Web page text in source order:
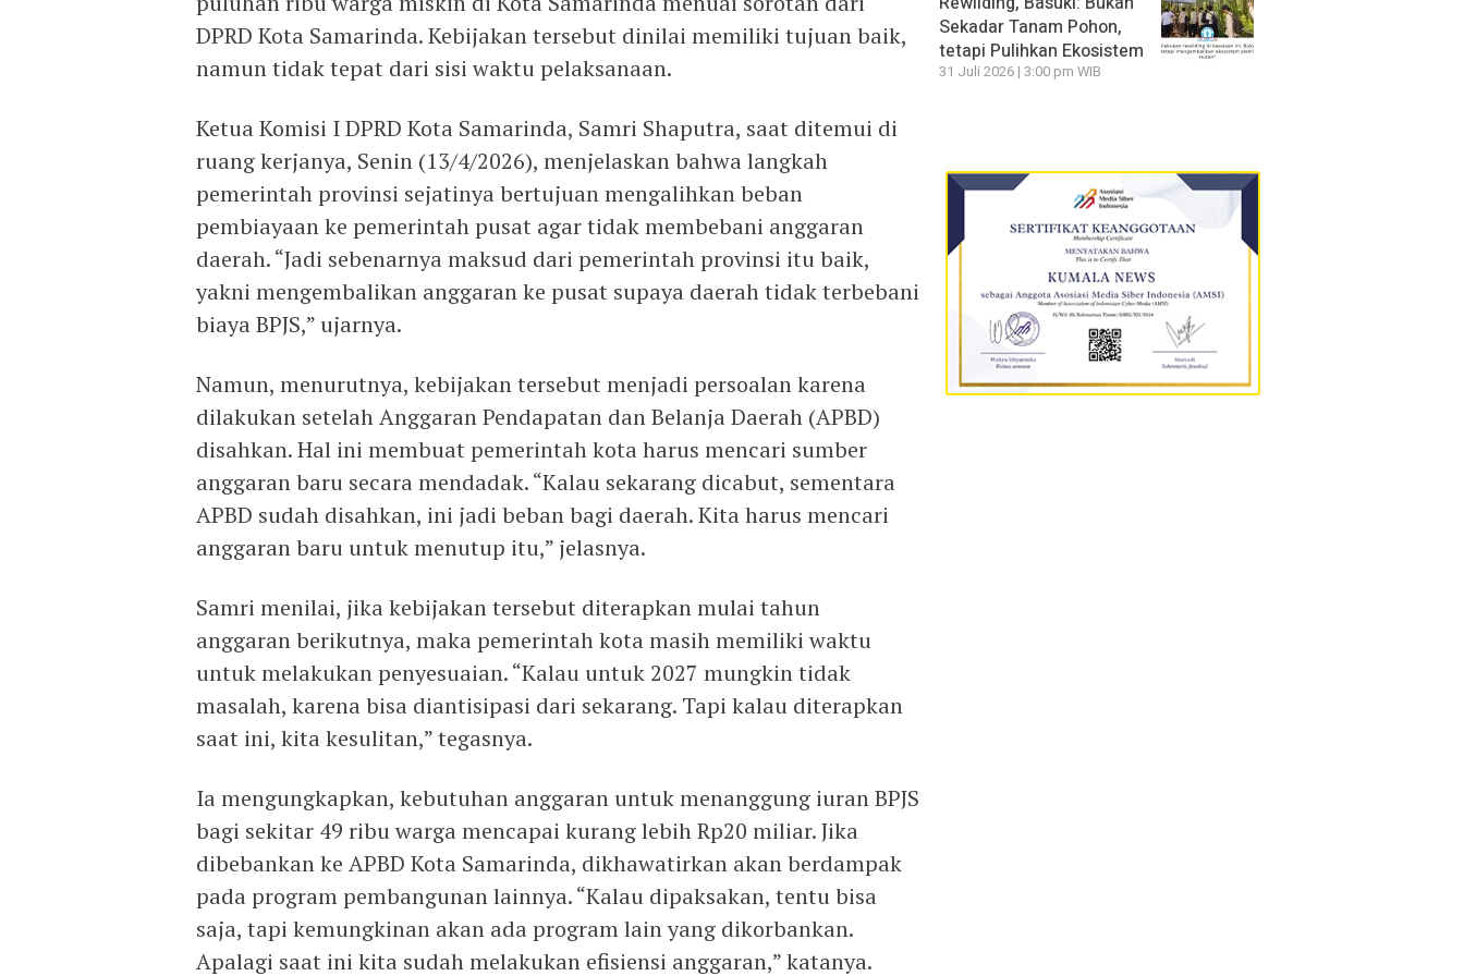
DPRD Kota Samarinda. Kebijakan tersebut dinilai memiliki tujuan baik,
namun tidak tepat dari sisi waktu pelaksanaan.
Ketua Komisi I DPRD Kota Samarinda, Samri Shaputra, saat ditemui di
ruang kerjanya, Senin (13/4/2026), menjelaskan bahwa langkah
pemerintah provinsi sejatinya bertujuan mengalihkan beban
pembiayaan ke pemerintah pusat agar tidak membebani anggaran
daerah. “Jadi sebenarnya maksud dari pemerintah provinsi itu baik,
yakni mengembalikan anggaran ke pusat supaya daerah tidak terbebani
biaya BPJS,” ujarnya.
Namun, menurutnya, kebijakan tersebut menjadi persoalan karena
dilakukan setelah Anggaran Pendapatan dan Belanja Daerah (APBD)
disahkan. Hal ini membuat pemerintah kota harus mencari sumber
anggaran baru secara mendadak. “Kalau sekarang dicabut, sementara
APBD sudah disahkan, ini jadi beban bagi daerah. Kita harus mencari
anggaran baru untuk menutup itu,” jelasnya.
Samri menilai, jika kebijakan tersebut diterapkan mulai tahun
anggaran berikutnya, maka pemerintah kota masih memiliki waktu
untuk melakukan penyesuaian. “Kalau untuk 2027 mungkin tidak
masalah, karena bisa diantisipasi dari sekarang. Tapi kalau diterapkan
saat ini, kita kesulitan,” tegasnya.
Ia mengungkapkan, kebutuhan anggaran untuk menanggung iuran BPJS
bagi sekitar 49 ribu warga mencapai kurang lebih Rp20 miliar. Jika
dibebankan ke APBD Kota Samarinda, dikhawatirkan akan berdampak
pada program pembangunan lainnya. “Kalau dipaksakan, tentu bisa
saja, tapi kemungkinan akan ada program lain yang dikorbankan.
Apalagi saat ini kita sudah melakukan efisiensi anggaran,” katanya.
Sekadar Tanam Pohon,
tetapi Pulihkan Ekosistem
31 Juli 2026 | 3:00 pm WIB